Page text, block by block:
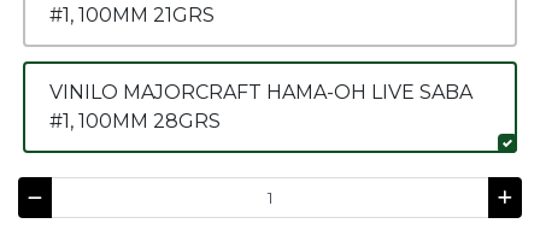
#1, 100MM 21GRS
VINILO MAJORCRAFT HAMA-OH LIVE SABA
#1, 100MM 28GRS